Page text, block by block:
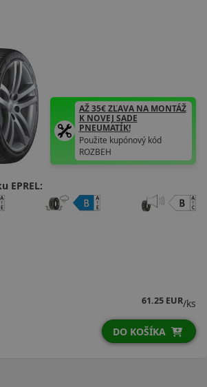
AŽ 35€ ZĽAVA NA MONTÁŽ
K NOVEJ SADE
PNEUMATÍK!
Použite kupónový kód
ROZBEH
EPREL:
61.25 EUR/ks
DO KOŠÍKA